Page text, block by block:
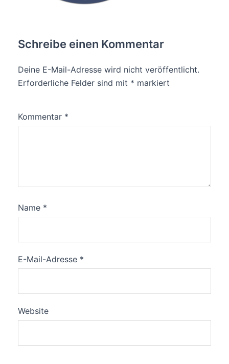
Schreibe einen Kommentar
Deine E-Mail-Adresse wird nicht veröffentlicht.
Erforderliche Felder sind mit * markiert
Kommentar *
Name *
E-Mail-Adresse *
Website